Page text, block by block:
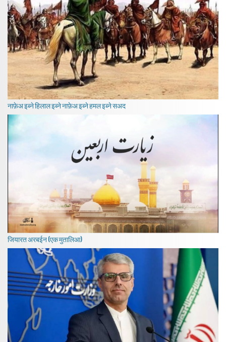
नाफ़ेअ इब्ने हिलाल इब्ने नाफ़ेअ इब्ने हमल इब्ने सअद
जियारत अरबईन (एक मुतालिआ)